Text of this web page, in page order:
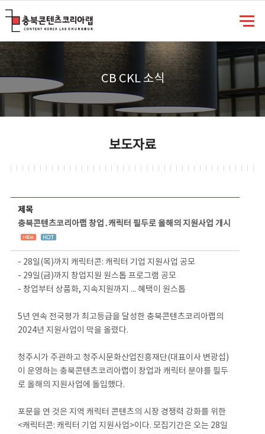
CB CKL 소식
보도자료
제목
충북콘텐츠코리아랩 창업․캐릭터 필두로 올해의 지원사업 개시
- 28일(목)까지 캐릭터콘: 캐릭터 기업 지원사업 공모
- 29일(금)까지 창업지원 원스톱 프로그램 공모
- 창업부터 상품화, 지속지원까지 ... 혜택이 원스톱
5년 연속 전국평가 최고등급을 달성한 충북콘텐츠코리아랩의
2024년 지원사업이 막을 올렸다.
청주시가 주관하고 청주시문화산업진흥재단(대표이사 변광섭)
이 운영하는 충북콘텐츠코리아랩이 창업과 캐릭터 분야를 필두
로 올해의 지원사업에 돌입했다.
포문을 연 것은 지역 캐릭터 콘텐츠의 시장 경쟁력 강화를 위한
<캐릭터콘: 캐릭터 기업 지원사업>이다. 모집기간은 오는 28일